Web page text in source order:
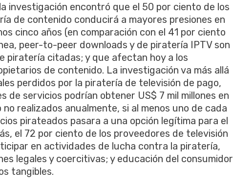
investigación encontró que el 50 por ciento de los
de contenido conducirá a mayores presiones en
cinco años (en comparación con el 41 por ciento
peer-to-peer downloads y de piratería IPTV son
piratería citadas; y que afectan hoy a los
de contenido. La investigación va más allá
perdidos por la piratería de televisión de pago,
de servicios podrían obtener US$ 7 mil millones en
realizados anualmente, si al menos uno de cada
pirateados pasara a una opción legítima para el
el 72 por ciento de los proveedores de televisión
en actividades de lucha contra la piratería,
legales y coercitivas; y educación del consumidor
tangibles.